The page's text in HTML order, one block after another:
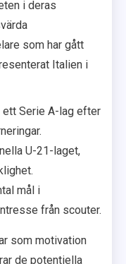
i deras
som har gått
Italien i
ett Serie A-lag efter
U-21-laget,
mål i
från scouter.
som motivation
de potentiella